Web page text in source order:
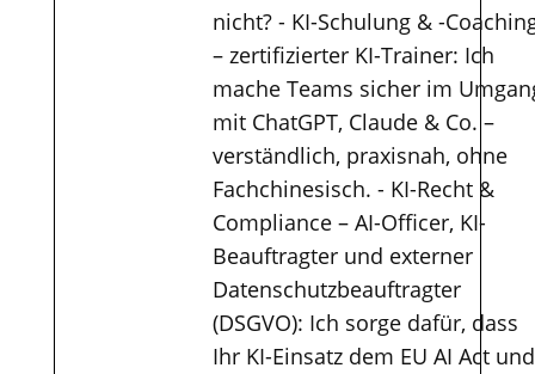
nicht? - KI-Schulung & -
– zertifizierter KI-Trainer: Ich
mache Teams sicher im
mit ChatGPT, Claude & Co. –
verständlich, praxisnah, ohne
Fachchinesisch. - KI-Recht &
Compliance – AI-Officer, KI-
Beauftragter und externer
Datenschutzbeauftragter
(DSGVO): Ich sorge dafür, dass
Ihr KI-Einsatz dem EU AI Act und